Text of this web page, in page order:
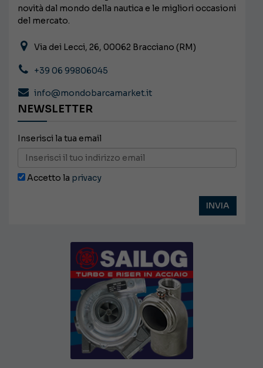
novità dal mondo della nautica e le migliori occasioni
del mercato.
Via dei Lecci, 26, 00062 Bracciano (RM)
+39 06 99806045
info@mondobarcamarket.it
NEWSLETTER
Inserisci la tua email
Accetto la privacy